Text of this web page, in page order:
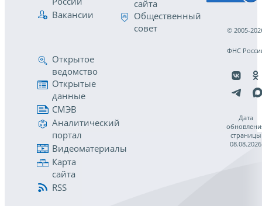
Вакансии
сайта
Общественный
совет
Открытое
ведомство
Открытые
данные
СМЭВ
Аналитический
портал
Видеоматериалы
Карта
сайта
RSS
© 2005-
ФНС
Дата
страницы
08.08.2026